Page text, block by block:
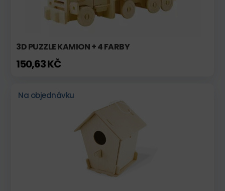
3D PUZZLE KAMION + 4 FARBY
150,63 KČ
Na objednávku